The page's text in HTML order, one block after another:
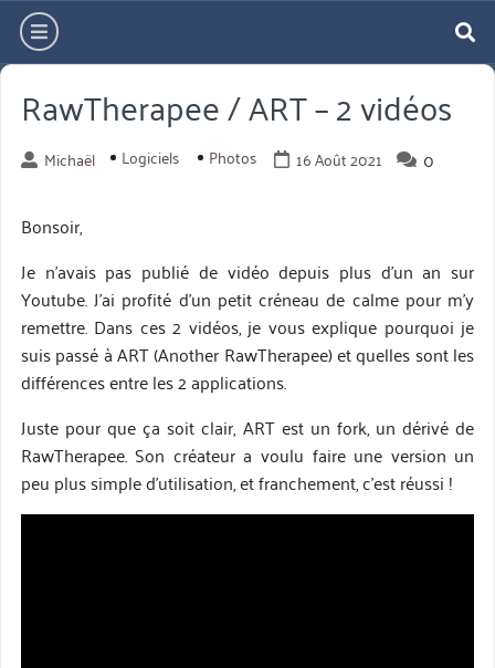
Aller
directement
au
contenu
hamburger
RawTherapee / ART – 2 vidéos
Michaël Logiciels Photos 16 Août 2021 0
Bonsoir,
Je n’avais pas publié de vidéo depuis plus d’un an sur
Youtube. J’ai profité d’un petit créneau de calme pour m’y
remettre. Dans ces 2 vidéos, je vous explique pourquoi je
suis passé à ART (Another RawTherapee) et quelles sont les
différences entre les 2 applications.
Juste pour que ça soit clair, ART est un fork, un dérivé de
RawTherapee. Son créateur a voulu faire une version un
peu plus simple d’utilisation, et franchement, c’est réussi !